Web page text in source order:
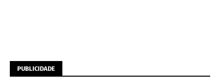
PUBLICIDADE